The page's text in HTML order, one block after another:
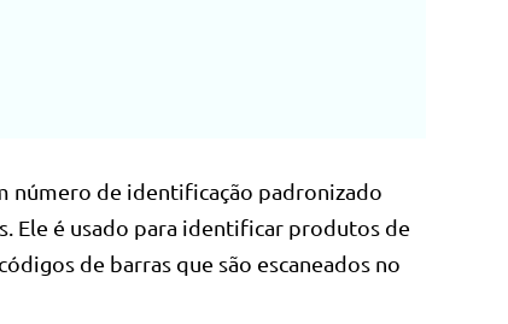
número de identificação padronizado
Ele é usado para identificar produtos de
de barras que são escaneados no